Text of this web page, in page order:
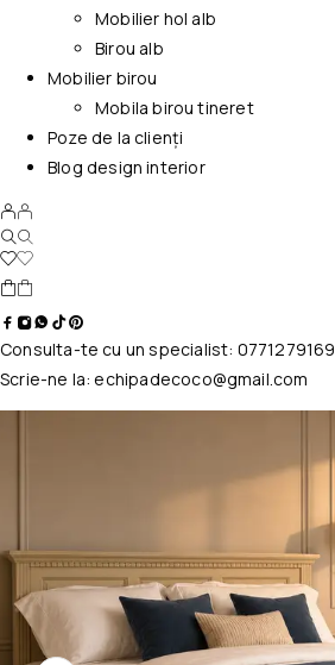
Mobilier hol alb
Birou alb
Mobilier birou
Mobila birou tineret
Poze de la clienți
Blog design interior
Consulta-te cu un specialist: 0771279169
Scrie-ne la:echipadecoco@gmail.com